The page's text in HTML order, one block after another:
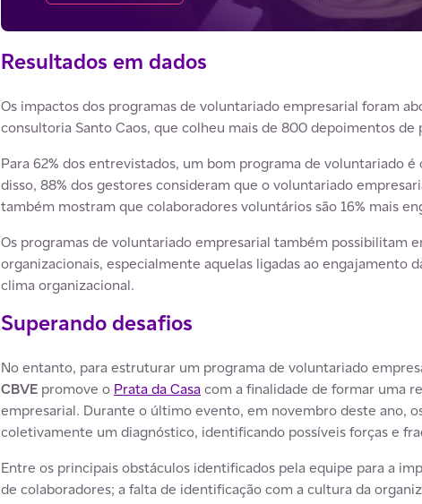
Resultados em dados
Os impactos dos programas de voluntariado empresarial foram
consultoria Santo Caos, que colheu mais de 800 depoimentos de
Para 62% dos entrevistados, um bom programa de voluntariado
disso, 88% dos gestores consideram que o voluntariado
também mostram que colaboradores voluntários são 16% mais
Os programas de voluntariado empresarial também possibilitam
organizacionais, especialmente aquelas ligadas ao engajamento
clima organizacional.
Superando desafios
No entanto, para estruturar um programa de voluntariado
CBVE promove o Prata da Casacom a finalidade de formar uma
empresarial. Durante o último evento, em novembro deste ano,
coletivamente um diagnóstico, identificando possíveis forças e
Entre os principais obstáculos identificados pela equipe para a
de colaboradores; a falta de identificação com a cultura da